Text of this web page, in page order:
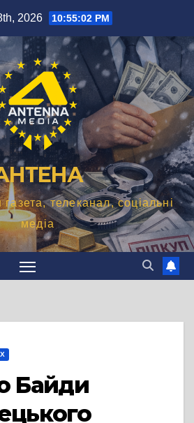
2026 10:55:03 PM
телеканал, соціальні
медіа
Байди